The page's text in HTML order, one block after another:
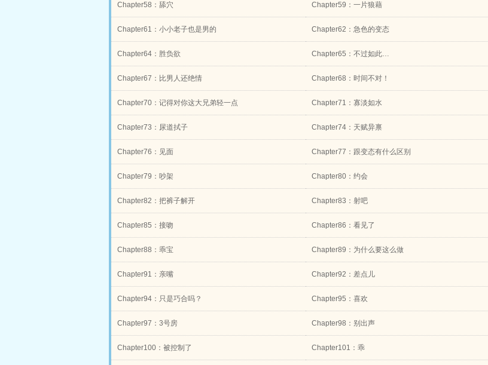
Chapter58：舔穴 Chapter59：一片狼藉
Chapter61：小小老子也是男的 Chapter62：急色的变态
Chapter64：胜负欲 Chapter65：不过如此…
Chapter67：比男人还绝情 Chapter68：时间不对！
Chapter70：记得对你这大兄弟轻一点 Chapter71：寡淡如水
Chapter73：尿道拭子 Chapter74：天赋异禀
Chapter76：见面 Chapter77：跟变态有什么区别
Chapter79：吵架 Chapter80：约会
Chapter82：把裤子解开 Chapter83：射吧
Chapter85：接吻 Chapter86：看见了
Chapter88：乖宝 Chapter89：为什么要这么做
Chapter91：亲嘴 Chapter92：差点儿
Chapter94：只是巧合吗？ Chapter95：喜欢
Chapter97：3号房 Chapter98：别出声
Chapter100：被控制了 Chapter101：乖